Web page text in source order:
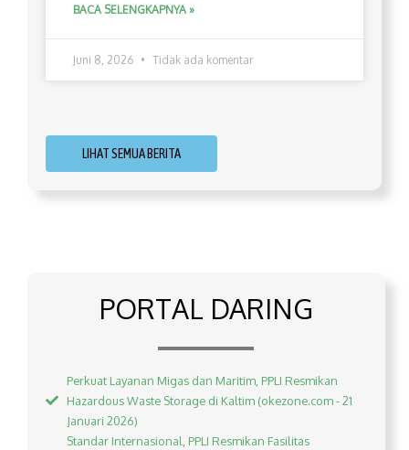
BACA SELENGKAPNYA »
Juni 8, 2026 Tidak ada komentar
LIHAT SEMUA BERITA
PORTAL DARING
Perkuat Layanan Migas dan Maritim, PPLI Resmikan
Hazardous Waste Storage di Kaltim (okezone.com - 21
Januari 2026)
Standar Internasional, PPLI Resmikan Fasilitas